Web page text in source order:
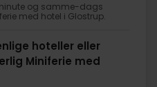
og samme-dags
med hotel i Glostrup.
hoteller eller
Miniferie med